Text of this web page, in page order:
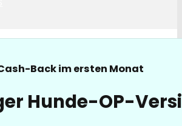
Back im ersten Monat
Hunde-OP-